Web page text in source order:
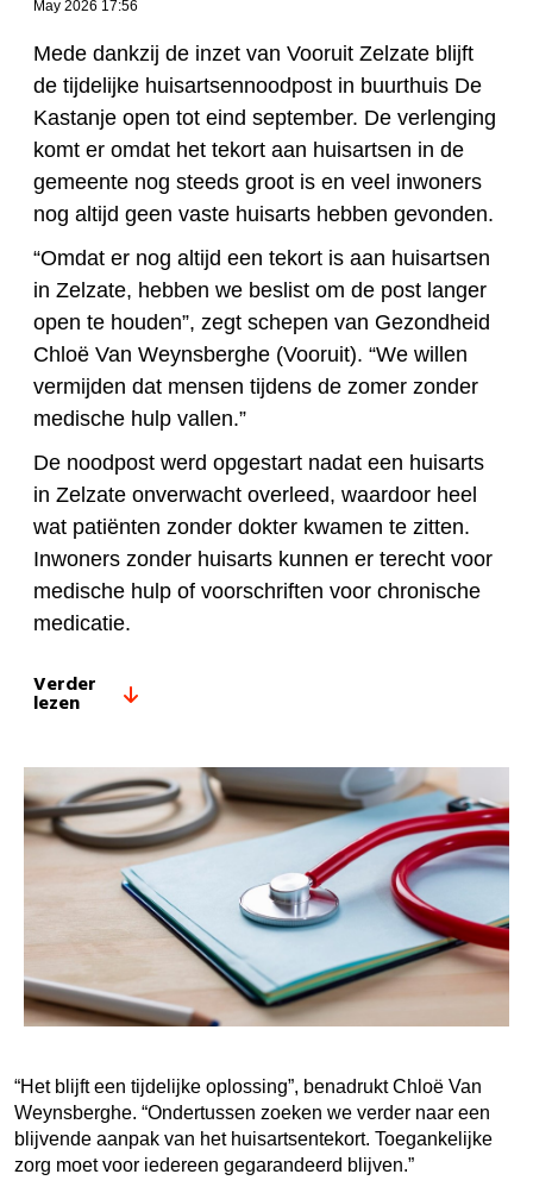
May 2026 17:56
Mede dankzij de inzet van Vooruit Zelzate blijft
de tijdelijke huisartsennoodpost in buurthuis De
Kastanje open tot eind september. De verlenging
komt er omdat het tekort aan huisartsen in de
gemeente nog steeds groot is en veel inwoners
nog altijd geen vaste huisarts hebben gevonden.
“Omdat er nog altijd een tekort is aan huisartsen
in Zelzate, hebben we beslist om de post langer
open te houden”, zegt schepen van Gezondheid
Chloë Van Weynsberghe (Vooruit). “We willen
vermijden dat mensen tijdens de zomer zonder
medische hulp vallen.”
De noodpost werd opgestart nadat een huisarts
in Zelzate onverwacht overleed, waardoor heel
wat patiënten zonder dokter kwamen te zitten.
Inwoners zonder huisarts kunnen er terecht voor
medische hulp of voorschriften voor chronische
medicatie.
Verder
lezen
“Het blijft een tijdelijke oplossing”, benadruktChloë Van
Weynsberghe. “Ondertussen zoeken we verder naar een
blijvende aanpak van het huisartsentekort. Toegankelijke
zorg moet voor iedereen gegarandeerd blijven.”